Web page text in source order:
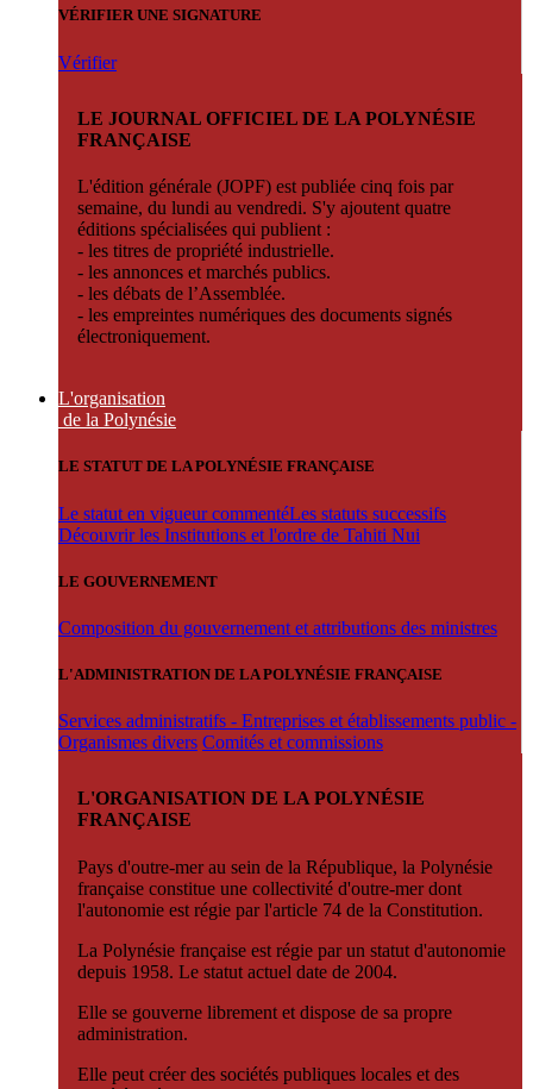
VÉRIFIER UNE SIGNATURE
Vérifier
LE JOURNAL OFFICIEL DE LA POLYNÉSIE
FRANÇAISE
L'édition générale (JOPF) est publiée cinq fois par
semaine, du lundi au vendredi. S'y ajoutent quatre
éditions spécialisées qui publient :
- les titres de propriété industrielle.
- les annonces et marchés publics.
- les débats de l’Assemblée.
- les empreintes numériques des documents signés
électroniquement.
L'organisation
de la Polynésie
LE STATUT DE LA POLYNÉSIE FRANÇAISE
Le statut en vigueur commentéLes statuts successifs
Découvrir les Institutions et l'ordre de Tahiti Nui
LE GOUVERNEMENT
Composition du gouvernement et attributions des ministres
L'ADMINISTRATION DE LA POLYNÉSIE FRANÇAISE
Services administratifs - Entreprises et établissements public -
Organismes divers Comités et commissions
L'ORGANISATION DE LA POLYNÉSIE
FRANÇAISE
Pays d'outre-mer au sein de la République, la Polynésie
française constitue une collectivité d'outre-mer dont
l'autonomie est régie par l'article 74 de la Constitution.
La Polynésie française est régie par un statut d'autonomie
depuis 1958. Le statut actuel date de 2004.
Elle se gouverne librement et dispose de sa propre
administration.
Elle peut créer des sociétés publiques locales et des